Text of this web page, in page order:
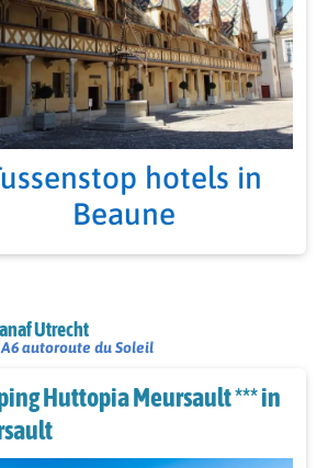
hotels in
Beaune
Utrecht
autoroute du Soleil
Huttopia Meursault *** in